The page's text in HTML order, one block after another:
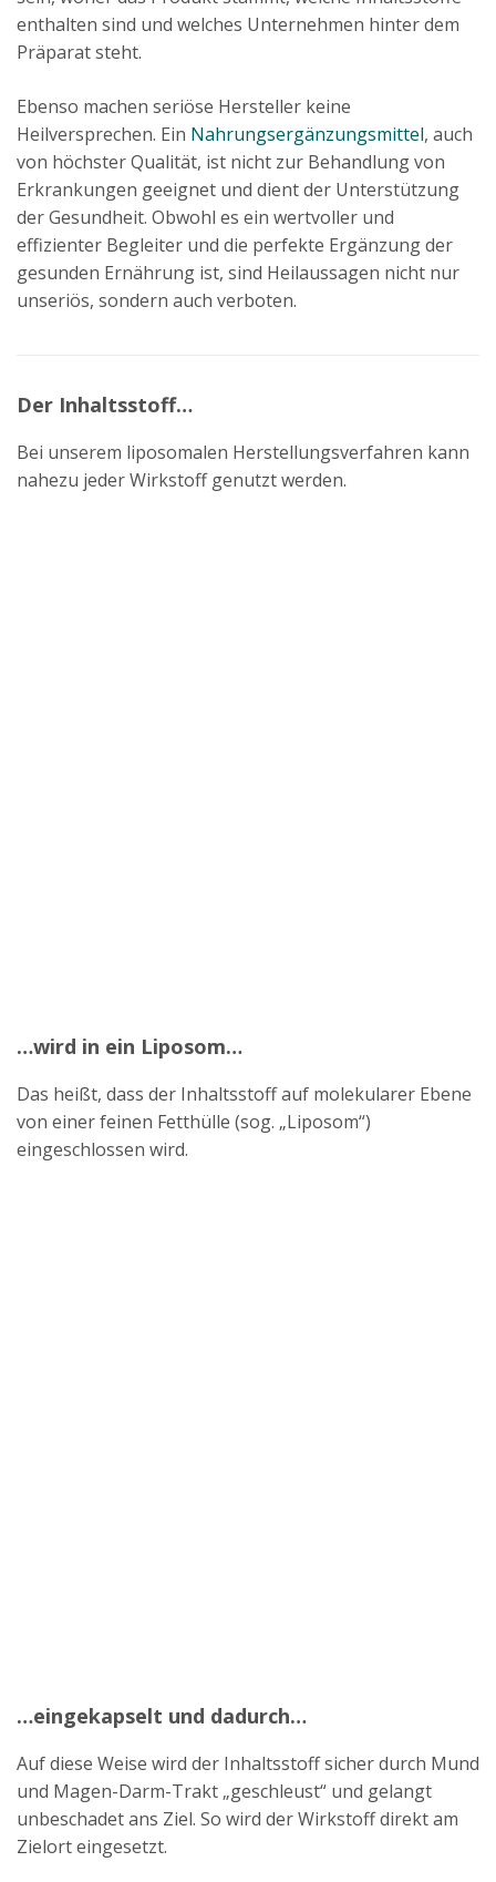
enthalten sind und welches Unternehmen hinter dem
Präparat steht.
Ebenso machen seriöse Hersteller keine
Heilversprechen. Ein Nahrungsergänzungsmittel, auch
von höchster Qualität, ist nicht zur Behandlung von
Erkrankungen geeignet und dient der Unterstützung
der Gesundheit. Obwohl es ein wertvoller und
effizienter Begleiter und die perfekte Ergänzung der
gesunden Ernährung ist, sind Heilaussagen nicht nur
unseriös, sondern auch verboten.
Der Inhaltsstoff…
Bei unserem liposomalen Herstellungsverfahren kann
nahezu jeder Wirkstoff genutzt werden.
…wird in ein Liposom…
Das heißt, dass der Inhaltsstoff auf molekularer Ebene
von einer feinen Fetthülle (sog. „Liposom“)
eingeschlossen wird.
…eingekapselt und dadurch…
Auf diese Weise wird der Inhaltsstoff sicher durch Mund
und Magen-Darm-Trakt „geschleust“ und gelangt
unbeschadet ans Ziel. So wird der Wirkstoff direkt am
Zielort eingesetzt.